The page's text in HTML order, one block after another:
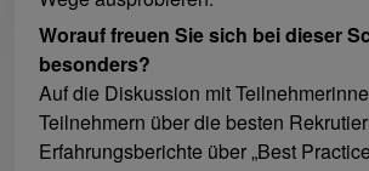
Worauf freuen Sie sich bei dieser
besonders?
Auf die Diskussion mit
Teilnehmern über die besten
Erfahrungsberichte über „Best